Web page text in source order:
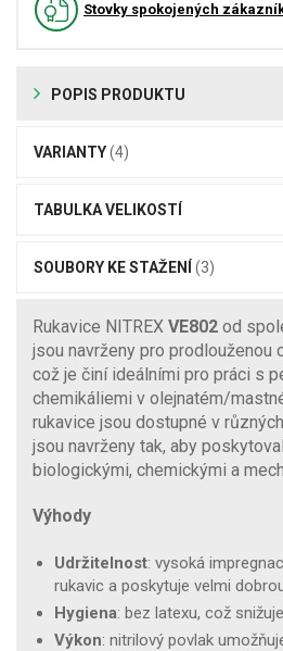
Stovky spokojených
POPIS PRODUKTU
VARIANTY(4)
TABULKA VELIKOSTÍ
SOUBORY KE STAŽENÍ (3)
Rukavice NITREX VE802 od
jsou navrženy pro prodlouženou
což je činí ideálními pro práci s
chemikáliemi v olejnatém/
rukavice jsou dostupné v
jsou navrženy tak, aby
biologickými, chemickými a
Výhody
Udržitelnost: vysoká
rukavic a poskytuje velmi
Hygiena: bez latexu, což
Výkon: nitrilový povlak